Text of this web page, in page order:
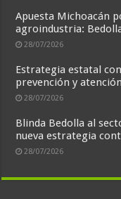
Apuesta Michoacán
agroindustria:
28/07/2026
Estrategia estatal
prevención y
28/07/2026
Blinda Bedolla al
nueva estrategia
28/07/2026